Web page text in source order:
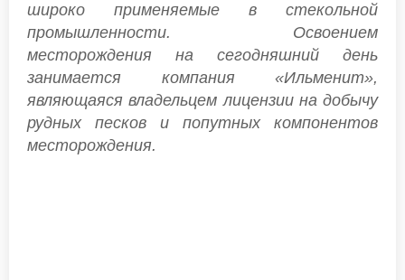
широко применяемые в стекольной
промышленности. Освоением
месторождения на сегодняшний день
занимается компания «Ильменит»,
являющаяся владельцем лицензии на добычу
рудных песков и попутных компонентов
месторождения.